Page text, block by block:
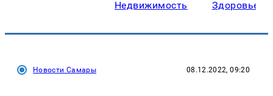
Недвижимость Здоровье
Новости Самары 08.12.2022, 09:20